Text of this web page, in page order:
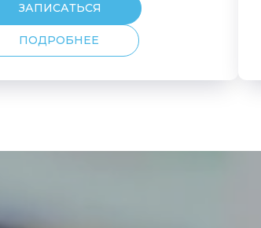
ЗАПИСАТЬСЯ
ПОДРОБНЕЕ